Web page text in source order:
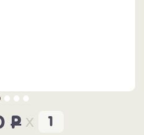
P x